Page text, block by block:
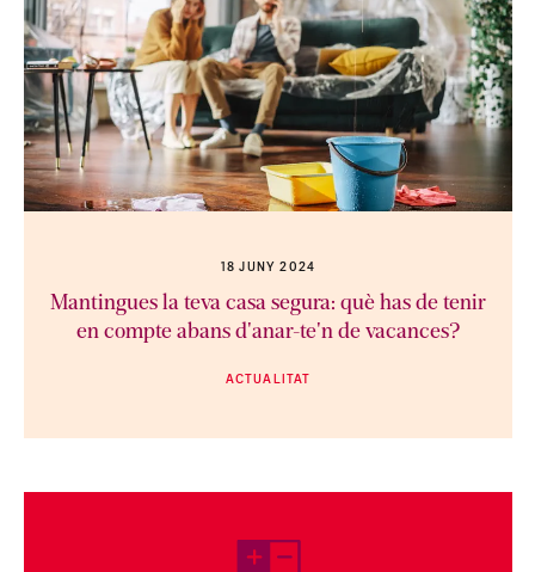
18 JUNY 2024
Mantingues la teva casa segura: què has de tenir
en compte abans d'anar-te'n de vacances?
ACTUALITAT